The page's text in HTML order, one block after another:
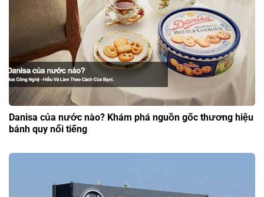
Danisa của nước nào? Khám phá nguồn gốc thương hiệu
bánh quy nổi tiếng